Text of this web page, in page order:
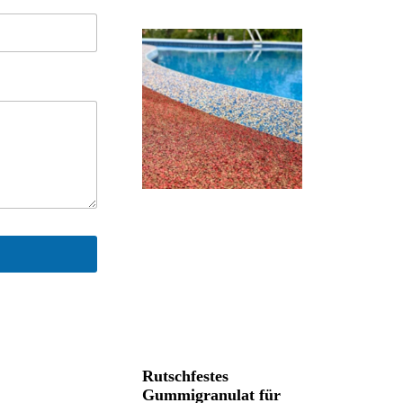
Rutschfestes
Gummigranulat für